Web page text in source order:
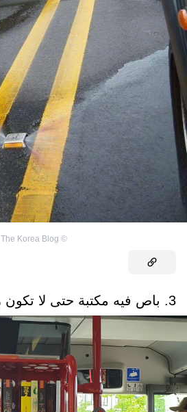
©
The Korea Blog
3. باص فيه مكتبة حتى لا تكون رحلتك اليومية مملة